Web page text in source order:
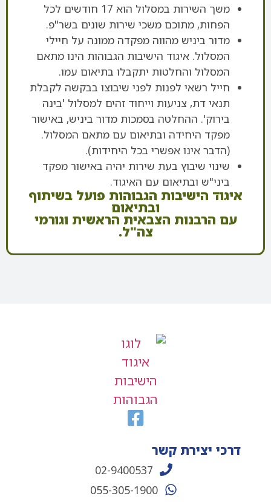
משך השירות במסלול הוא 17 חודשים לכל
הפחות, מתוכם משכי שירות שונים בשר"פ.
מדור ביניש מהווה מפקדה ממונה על חיילי
המסלול. איגוד הישיבות הגבוהות הינו מתאם
המסלול והחלטות יתקבלו בתיאום עמו.
חייל רשאי לפנות לפני שיבוצו בבקשה לקבלת
תנאי דת, צניעות וייחוד זהים למסלול 'בינה
בירוק'. ההחלטה בסמכות מדור ביניש, באישור
מפקד היחידה ובתיאום עם מתאם המסלול.
(הדבר אינו אפשרי בכל היחידות).
שינוי שיבוץ בעת שירות יהיה באישור מפקד
ביני"ש ובתיאום עם האיגוד.
איגוד הישיבות הגבוהות פועל בשיתוף
ובתיאום
עם הרבנות הצבאית הראשית וגורמי
צה"ל.
דרכי יצירת קשר
02-9400537
055-305-1900